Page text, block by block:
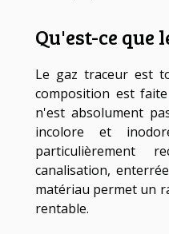
Qu'est-ce que
Le gaz traceur est
composition est
n'est absolument
incolore et
particulièrement
canalisation,
matériau permet un
rentable.